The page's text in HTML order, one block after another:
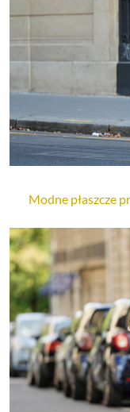
Modne płaszcze